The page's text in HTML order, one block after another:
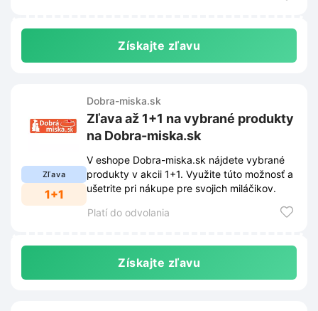
Získajte zľavu
Zľava
1+1
Dobra-miska.sk
Zľava až 1+1 na vybrané produkty
na Dobra-miska.sk
V eshope Dobra-miska.sk nájdete vybrané
produkty v akcii 1+1. Využite túto možnosť a
ušetrite pri nákupe pre svojich miláčikov.
Platí do odvolania
Získajte zľavu